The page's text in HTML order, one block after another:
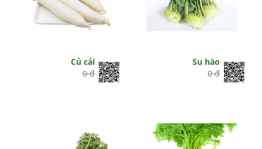
Củ cải
0 đ
Su hào
0 đ